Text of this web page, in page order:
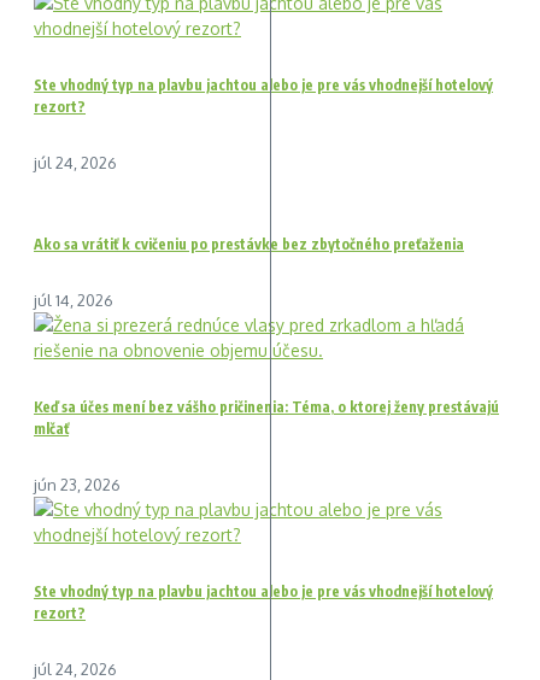
Ste vhodný typ na plavbu jachtou alebo je pre vás vhodnejší hotelový
rezort?
júl 24, 2026
Ako sa vrátiť k cvičeniu po prestávke bez zbytočného preťaženia
júl 14, 2026
Keď sa účes mení bez vášho pričinenia: Téma, o ktorej ženy prestávajú
mlčať
jún 23, 2026
Ste vhodný typ na plavbu jachtou alebo je pre vás vhodnejší hotelový
rezort?
júl 24, 2026